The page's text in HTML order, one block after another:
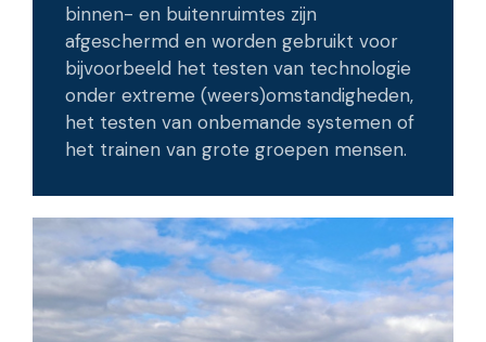
binnen- en buitenruimtes zijn
afgeschermd en worden gebruikt voor
bijvoorbeeld het testen van technologie
onder extreme (weers)omstandigheden,
het testen van onbemande systemen of
het trainen van grote groepen mensen.